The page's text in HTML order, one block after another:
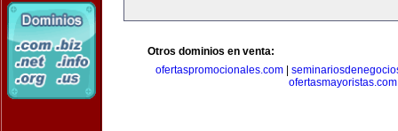
Otros dominios en venta:
ofertaspromocionales.com
ofertasmayoristas.com